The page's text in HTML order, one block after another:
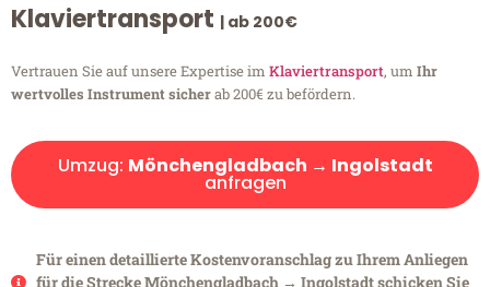
Klaviertransport | ab 200€
Vertrauen Sie auf unsere Expertise im Klaviertransport, um Ihr
wertvolles Instrument sicherab 200€ zu befördern.
Umzug: Mönchengladbach → Ingolstadt
anfragen
Für einen detaillierte Kostenvoranschlag zu Ihrem Anliegen
für die Strecke Mönchengladbach → Ingolstadt schicken Sie